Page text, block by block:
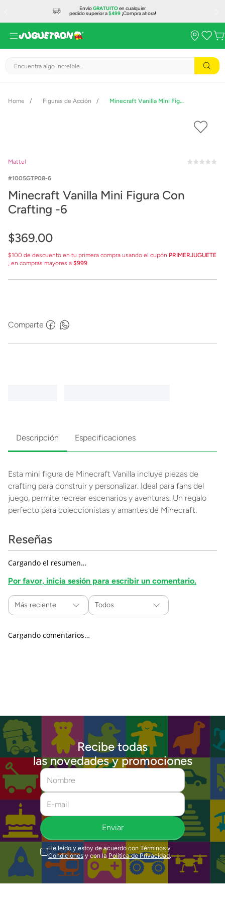
EnvíoGRATUITOen cualquier
pedido superior a$499¡Compra ahora!
Encuentra algo increíble...
Figuras de Acción Minecraft Vanilla Mini Figura Con Crafting -6
Mattel
1005GTP08-6
Minecraft Vanilla Mini Figura Con
Crafting -6
$369.00
$100 de descuento en tu primera compra usando el cupón PRIMERJUGUETE
, en compras mayores a $999.
Comparte
Descripción Especificaciones
Esta mini figura de Minecraft Vanilla incluye piezas de
crafting para construir y personalizar. Ideal para fans del
juego, permite recrear escenarios y aventuras. Un regalo
perfecto para coleccionistas y amantes de Minecraft.
Reseñas
Cargando el resumen…
Por favor, inicia sesión para escribir un comentario.
Más reciente Todos
Cargando comentarios…
Recibe todas
las novedades y promociones
Enviar
He leído y estoy de acuerdo con Términos y
Condiciones y con la Política de Privacidad.